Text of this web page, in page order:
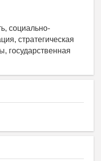
социально-
стратегическая
государственная